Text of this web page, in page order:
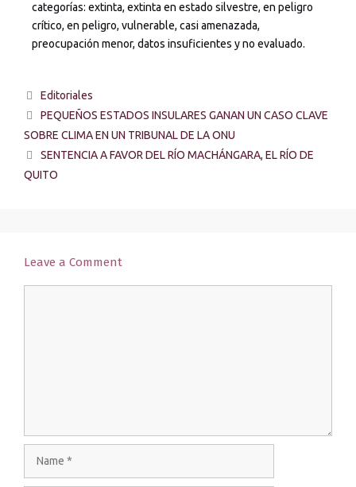
categorías: extinta, extinta en estado silvestre, en peligro
crítico, en peligro, vulnerable, casi amenazada,
preocupación menor, datos insuficientes y no evaluado.
Editoriales
PEQUEÑOS ESTADOS INSULARES GANAN UN CASO CLAVE
SOBRE CLIMA EN UN TRIBUNAL DE LA ONU
SENTENCIA A FAVOR DEL RÍO MACHÁNGARA, EL RÍO DE
QUITO
Leave a Comment